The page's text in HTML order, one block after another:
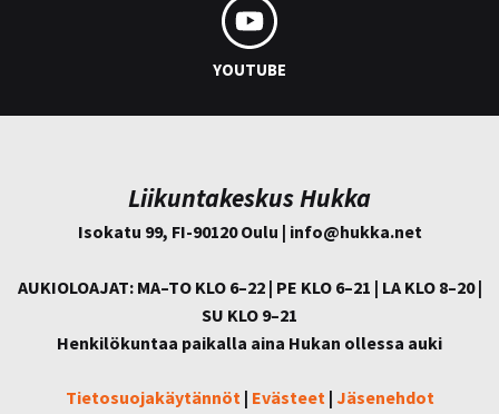
YOUTUBE
Liikuntakeskus Hukka
Isokatu 99, FI-90120 Oulu | info@hukka.net
AUKIOLOAJAT: MA–TO KLO 6–22 | PE KLO 6–21 | LA KLO 8–20 |
SU KLO 9–21
Henkilökuntaa paikalla aina Hukan ollessa auki
Tietosuojakäytännöt | Evästeet | Jäsenehdot